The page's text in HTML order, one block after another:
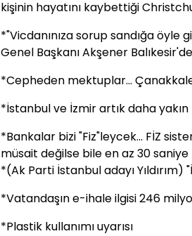
kişinin hayatını kaybettiği
*"Vicdanınıza sorup sandığa öyle
Genel Başkanı Akşener
*Cepheden mektuplar... Çanakkale
*İstanbul ve İzmir artık daha yakın
*Bankalar bizi "Fiz"leycek... FİZ
müsait değilse bile en az 30
*(Ak Parti İstanbul adayı
*Vatandaşın e-ihale ilgisi 246
*Plastik kullanımı uyarısı